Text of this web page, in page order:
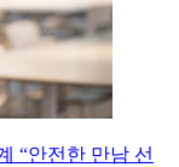
“안전한 만남 선